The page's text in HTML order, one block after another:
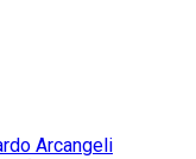
Arcangeli